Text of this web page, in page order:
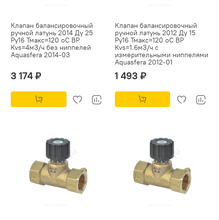
Клапан балансировочный
ручной латунь 2014 Ду 25
Ру16 Тмакс=120 оС ВР
Kvs=4м3/ч без ниппелей
Aquasfera 2014-03
3 174 ₽
Клапан балансировочный
ручной латунь 2012 Ду 15
Ру16 Тмакс=120 оС ВР
Kvs=1.6м3/ч с
измерительными ниппелями
Aquasfera 2012-01
1 493 ₽